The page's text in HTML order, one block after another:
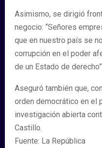
Asimismo, se dirigió
negocio: “Señores
que en nuestro país se
corrupción en el poder
de un Estado de
Aseguró también que,
orden democrático en el
investigación abierta
Castillo.
Fuente: La República